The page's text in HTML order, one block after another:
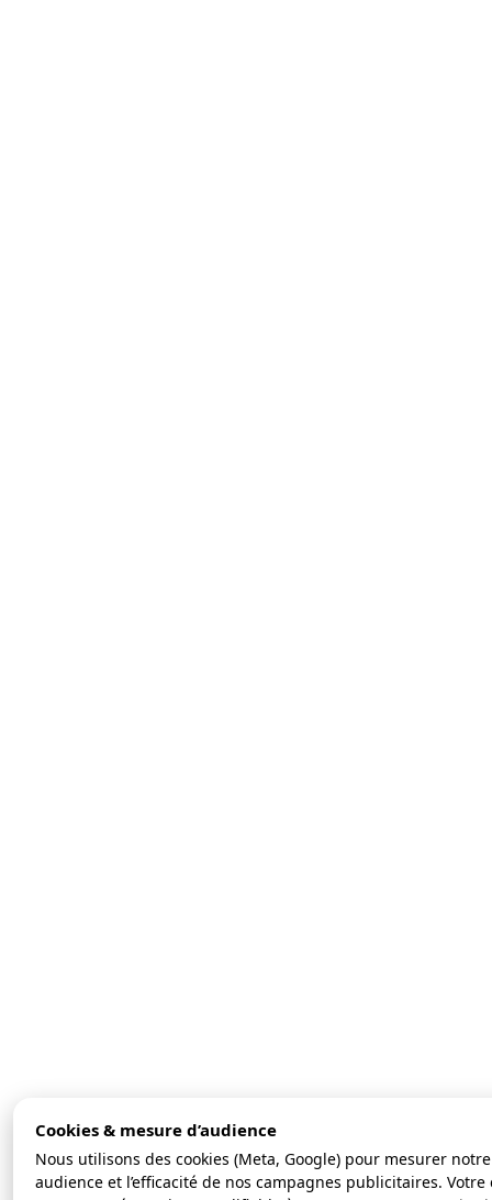
Cookies & mesure d’audience
Nous utilisons des cookies (Meta, Google) pour mesurer notre
audience et l’efficacité de nos campagnes publicitaires. Votre